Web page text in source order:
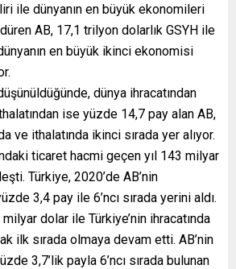
ile dünyanın en büyük ekonomileri
AB, 17,1 trilyon dolarlık GSYH ile
en büyük ikinci ekonomisi
dünya ihracatından
ise yüzde 14,7 pay alan AB,
ve ithalatında ikinci sırada yer alıyor.
ticaret hacmi geçen yıl 143 milyar
Türkiye, 2020’de AB’nin
3,4 pay ile 6’ncı sırada yerini aldı.
dolar ile Türkiye’nin ihracatında
ilk sırada olmaya devam etti. AB’nin
3,7’lik payla 6’ncı sırada bulunan